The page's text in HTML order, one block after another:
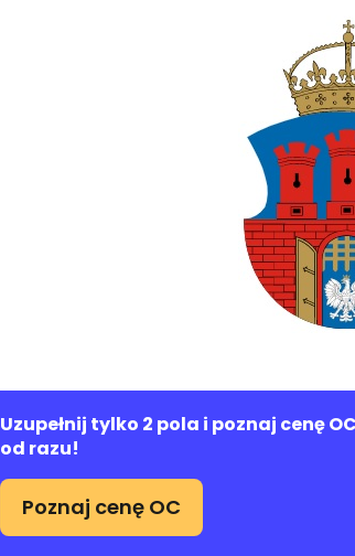
Uzupełnij tylko 2 pola i poznaj cenę
od razu!
Poznaj cenę OC